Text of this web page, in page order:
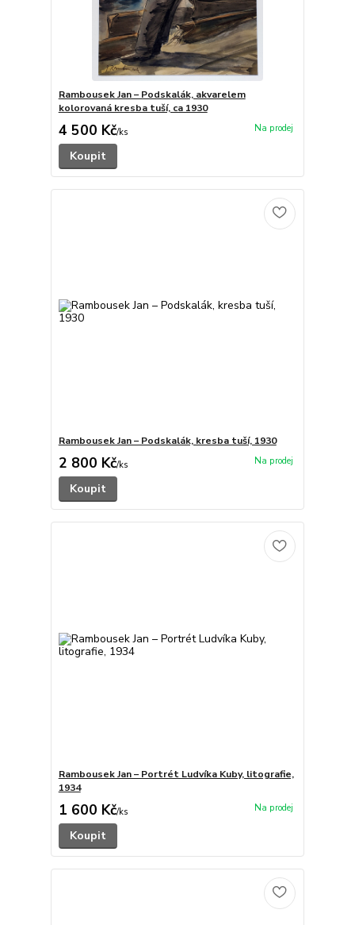
Rambousek Jan – Podskalák, akvarelem
kolorovaná kresba tuší, ca 1930
4 500 Kč/ks
Koupit
Rambousek Jan – Podskalák, kresba tuší, 1930
2 800 Kč/ks
Koupit
Rambousek Jan – Portrét Ludvíka Kuby, litografie,
1934
1 600 Kč/ks
Koupit